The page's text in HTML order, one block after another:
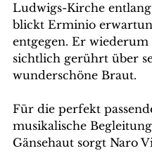
Ludwigs-Kirche
blickt Erminio
entgegen. Er wiederum
sichtlich gerührt über
wunderschöne Braut.
Für die perfekt
musikalische
Gänsehaut sorgt Naro